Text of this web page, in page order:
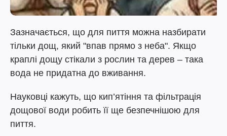
Зазначається, що для пиття можна назбирати
тільки дощ, який "впав прямо з неба". Якщо
краплі дощу стікали з рослин та дерев – така
вода не придатна до вживання.
Науковці кажуть, що кип’ятіння та фільтрація
дощової води робить її ще безпечнішою для
пиття.